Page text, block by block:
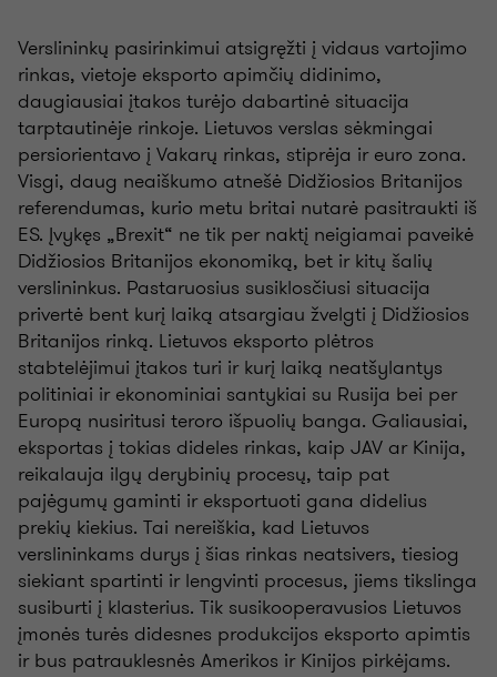
Verslininkų pasirinkimui atsigręžti į vidaus vartojimo
rinkas, vietoje eksporto apimčių didinimo,
daugiausiai įtakos turėjo dabartinė situacija
tarptautinėje rinkoje. Lietuvos verslas sėkmingai
persiorientavo į Vakarų rinkas, stiprėja ir euro zona.
Visgi, daug neaiškumo atnešė Didžiosios Britanijos
referendumas, kurio metu britai nutarė pasitraukti iš
ES. Įvykęs „Brexit“ ne tik per naktį neigiamai paveikė
Didžiosios Britanijos ekonomiką, bet ir kitų šalių
verslininkus. Pastaruosius susiklosčiusi situacija
privertė bent kurį laiką atsargiau žvelgti į Didžiosios
Britanijos rinką. Lietuvos eksporto plėtros
stabtelėjimui įtakos turi ir kurį laiką neatšylantys
politiniai ir ekonominiai santykiai su Rusija bei per
Europą nusiritusi teroro išpuolių banga. Galiausiai,
eksportas į tokias dideles rinkas, kaip JAV ar Kinija,
reikalauja ilgų derybinių procesų, taip pat
pajėgumų gaminti ir eksportuoti gana didelius
prekių kiekius. Tai nereiškia, kad Lietuvos
verslininkams durys į šias rinkas neatsivers, tiesiog
siekiant spartinti ir lengvinti procesus, jiems tikslinga
susiburti į klasterius. Tik susikooperavusios Lietuvos
įmonės turės didesnes produkcijos eksporto apimtis
ir bus patrauklesnės Amerikos ir Kinijos pirkėjams.